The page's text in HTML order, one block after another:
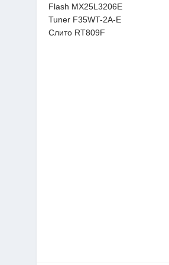
Flash MX25L3206E
Tuner F35WT-2A-E
Слито RT809F